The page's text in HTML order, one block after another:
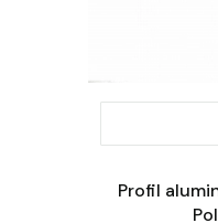
Profil